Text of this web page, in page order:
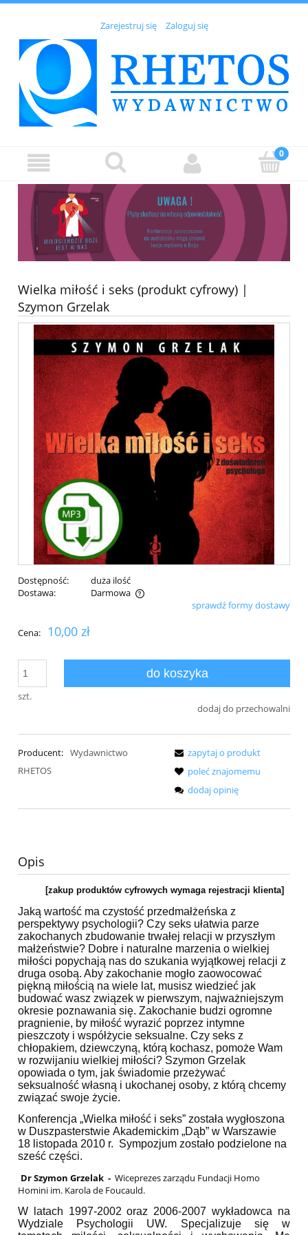
Zarejestruj się Zaloguj się
Wielka miłość i seks (produkt cyfrowy) |
Szymon Grzelak
Dostępność:
duża ilość
Dostawa:
Darmowa
Cena nie zawiera ewentualnych kosztów płatnościsprawdź formy dostawy
Cena: 10,00 zł
szt.
do koszyka
dodaj do przechowalni
Producent: Wydawnictwo
RHETOS
zapytaj o produkt
poleć znajomemu
dodaj opinię
Opis
[zakup produktów cyfrowych wymaga rejestracji klienta]
Jaką wartość ma czystość przedmałżeńska z
perspektywy psychologii? Czy seks ułatwia parze
zakochanych zbudowanie trwałej relacji w przyszłym
małżeństwie? Dobre i naturalne marzenia o wielkiej
miłości popychają nas do szukania wyjątkowej relacji z
druga osobą. Aby zakochanie mogło zaowocować
piękną miłością na wiele lat, musisz wiedzieć jak
budować wasz związek w pierwszym, najważniejszym
okresie poznawania się. Zakochanie budzi ogromne
pragnienie, by miłość wyrazić poprzez intymne
pieszczoty i współżycie seksualne. Czy seks z
chłopakiem, dziewczyną, którą kochasz, pomoże Wam
w rozwijaniu wielkiej miłości? Szymon Grzelak
opowiada o tym, jak świadomie przeżywać
seksualność własną i ukochanej osoby, z którą chcemy
związać swoje życie.
Konferencja „Wielka miłość i seks” została wygłoszona
w Duszpasterstwie Akademickim „Dąb” w Warszawie
18 listopada 2010 r. Sympozjum zostało podzielone na
sześć części.
Dr Szymon Grzelak - Wiceprezes zarządu Fundacji Homo
Homini im. Karola de Foucauld.
W latach 1997-2002 oraz 2006-2007 wykładowca na
Wydziale Psychologii UW. Specjalizuje się w